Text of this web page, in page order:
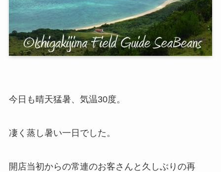
今日も晴天猛暑、気温30度。
凄く蒸し暑い一日でした。
開店当初からの常連のお客さんと久しぶりの再